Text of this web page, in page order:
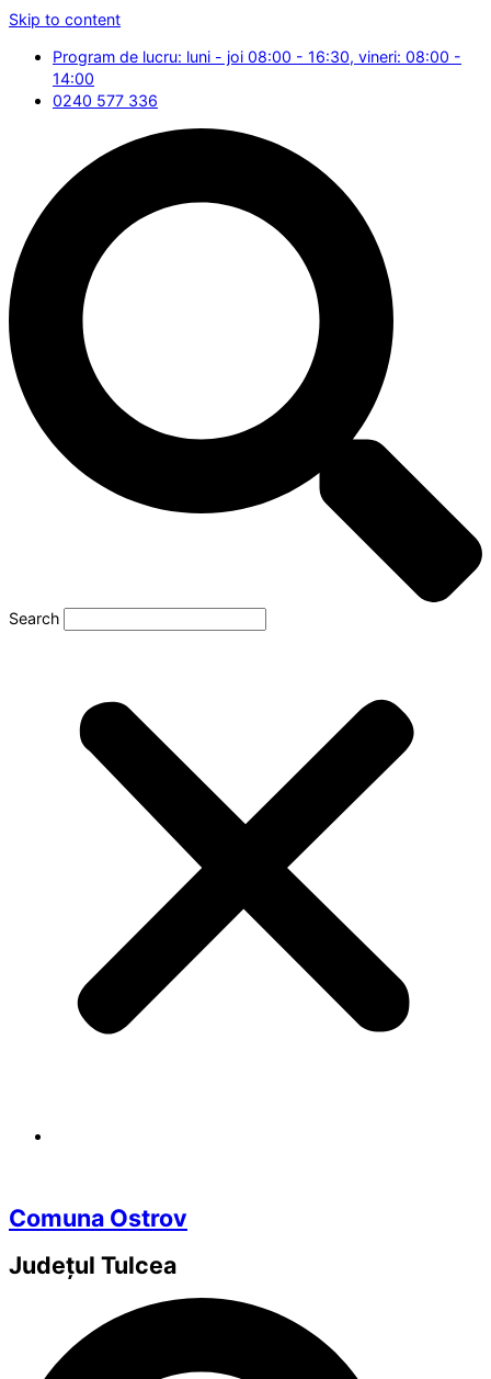
Skip to content
Program de lucru: luni - joi 08:00 - 16:30, vineri: 08:00 -
14:00
0240 577 336
Search
Comuna Ostrov
Județul Tulcea